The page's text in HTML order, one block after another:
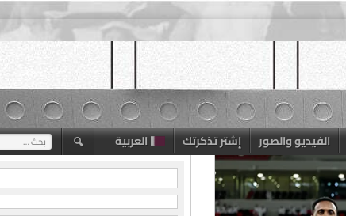
الفيديو والصور إشتر تذكرتك العربية البحث
عن: